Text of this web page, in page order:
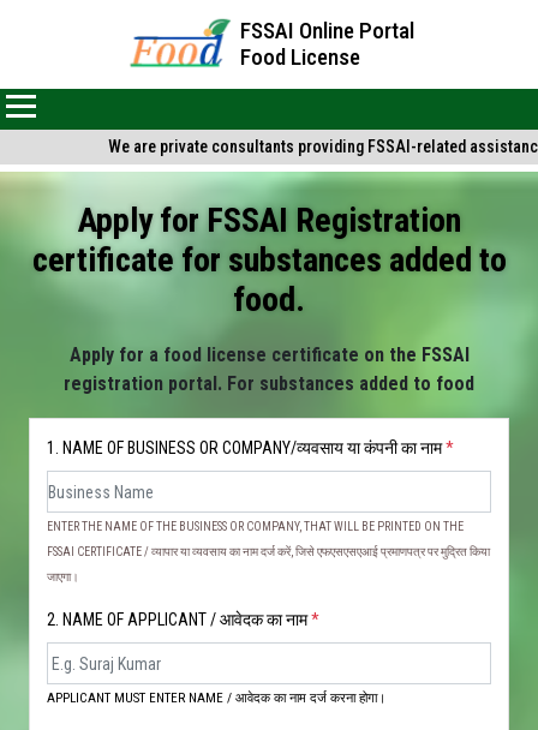
FSSAI Online Portal
Food License
We are private consultants providing FSSAI-related assistance
Apply for FSSAI Registration
certificate for substances added to
food.
Apply for a food license certificate on the FSSAI
registration portal. For substances added to food
1. NAME OF BUSINESS OR COMPANY/व्यवसाय या कंपनी का नाम*
ENTER THE NAME OF THE BUSINESS OR COMPANY, THAT WILL BE PRINTED ON THE
FSSAI CERTIFICATE / व्यापार या व्यवसाय का नाम दर्ज करें, जिसे एफएसएसएआई प्रमाणपत्र पर मुद्रित किया
जाएगा।
2. NAME OF APPLICANT / आवेदक का नाम*
APPLICANT MUST ENTER NAME / आवेदक का नाम दर्ज करना होगा।